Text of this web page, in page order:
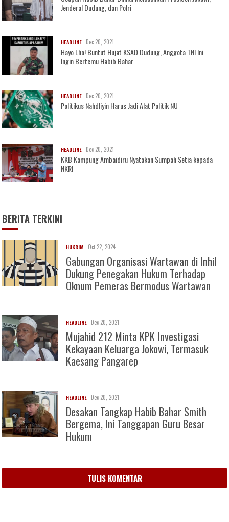
Jenderal Dudung, dan Polri
HEADLINE Dec 20, 2021
Hayo Lho! Buntut Hujat KSAD Dudung, Anggota TNI Ini
Ingin Bertemu Habib Bahar
HEADLINE Dec 20, 2021
Politikus Nahdliyin Harus Jadi Alat Politik NU
HEADLINE Dec 20, 2021
KKB Kampung Ambaidiru Nyatakan Sumpah Setia kepada
NKRI
BERITA TERKINI
HUKRIM Oct 22, 2024
Gabungan Organisasi Wartawan di Inhil
Dukung Penegakan Hukum Terhadap
Oknum Pemeras Bermodus Wartawan
HEADLINE Dec 20, 2021
Mujahid 212 Minta KPK Investigasi
Kekayaan Keluarga Jokowi, Termasuk
Kaesang Pangarep
HEADLINE Dec 20, 2021
Desakan Tangkap Habib Bahar Smith
Bergema, Ini Tanggapan Guru Besar
Hukum
TULIS KOMENTAR